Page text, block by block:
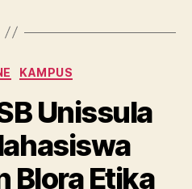
Categories
KAMPUS
Unissula
Blora Etika